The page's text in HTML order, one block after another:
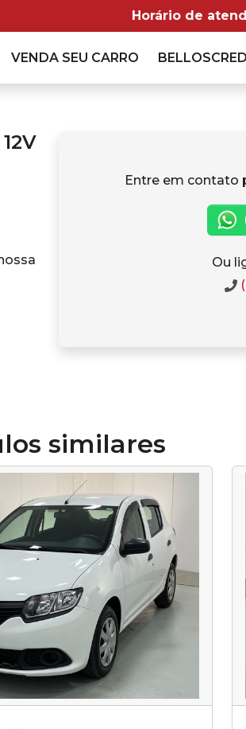
Horário de
VENDA SEU CARRO BELLOSCRED
Entre em contato
Ou
similares